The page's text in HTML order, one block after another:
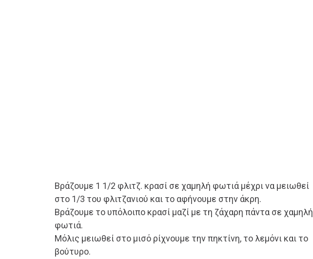
Βράζουμε 1 1/2 φλιτζ. κρασί σε χαμηλή φωτιά μέχρι να μειωθεί
στο 1/3 του φλιτζανιού και το αφήνουμε στην άκρη.
Βράζουμε το υπόλοιπο κρασί μαζί με τη ζάχαρη πάντα σε χαμηλή
φωτιά.
Μόλις μειωθεί στο μισό ρίχνουμε την πηκτίνη, το λεμόνι και το
βούτυρο.